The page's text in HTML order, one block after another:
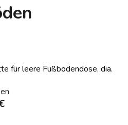
für leere Fußbodendose, dia.